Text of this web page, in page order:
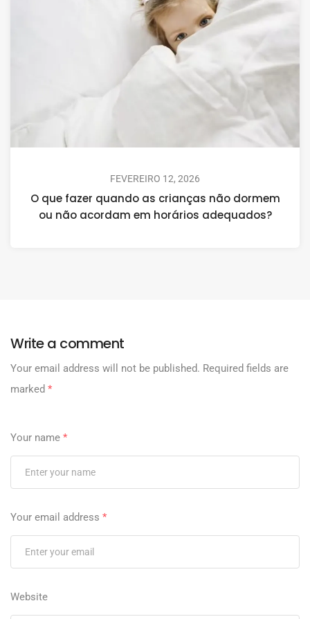
FEVEREIRO 12, 2026
O que fazer quando as crianças não dormem
ou não acordam em horários adequados?
Write a comment
Your email address will not be published. Required fields are
marked *
Your name *
Your email address *
Website